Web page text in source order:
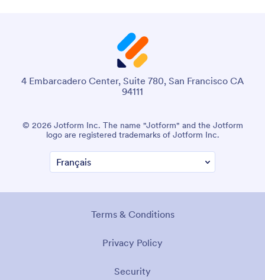
4 Embarcadero Center, Suite 780, San Francisco CA
94111
© 2026 Jotform Inc. The name "Jotform" and the Jotform
logo are registered trademarks of Jotform Inc.
Terms & Conditions
Privacy Policy
Security